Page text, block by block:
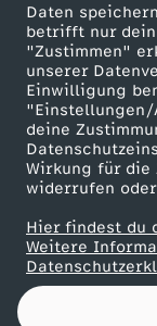
Daten
betrifft nur
"Zustimmen"
unserer
Einwilligung
"Einstellungen/
deine
Wirkung für die
widerrufen
Hier findest du
Weitere
i
n
I
s
l
a
ZDF goes Schule
Werbefernsehen
Mainzelmännchen
Partner